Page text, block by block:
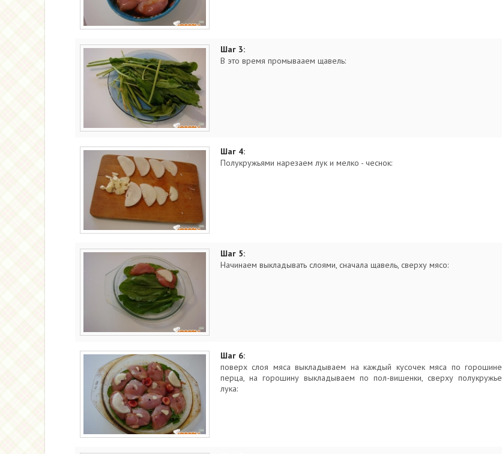
Шаг 3:
В это время промывааем щавель:
Шаг 4:
Полукружьями нарезаем лук и мелко - чеснок:
Шаг 5:
Начинаем выкладывать слоями, сначала щавель, сверху мясо:
Шаг 6:
поверх слоя мяса выкладываем на каждый кусочек мяса по горошине
перца, на горошину выкладываем по пол-вишенки, сверху полукружье
лука: